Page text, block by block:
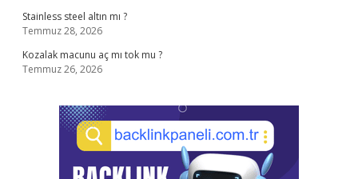
Stainless steel altın mı ?
Temmuz 28, 2026
Kozalak macunu aç mı tok mu ?
Temmuz 26, 2026